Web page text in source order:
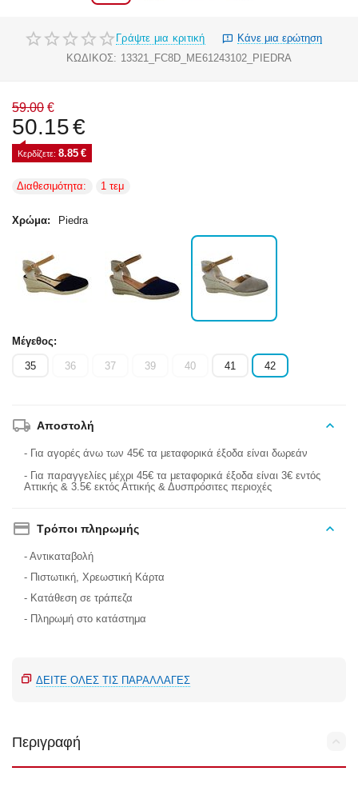
Γράψτε μια κριτική
Κάνε μια ερώτηση
ΚΩΔΙΚΟΣ: 13321_FC8D_ME61243102_PIEDRA
59.00 €
50.15€
Κερδίζετε: 8.85 €
Διαθεσιμότητα: 1 τεμ
Χρώμα: Piedra
Μέγεθος:
35 36 37 39 40 41 42
Αποστολή
- Για αγορές άνω των 45€ τα μεταφορικά έξοδα είναι δωρεάν
- Για παραγγελίες μέχρι 45€ τα μεταφορικά έξοδα είναι 3€ εντός
Αττικής & 3.5€ εκτός Αττικής & Δυσπρόσιτες περιοχές
Τρόποι πληρωμής
- Αντικαταβολή
- Πιστωτική, Χρεωστική Κάρτα
- Κατάθεση σε τράπεζα
- Πληρωμή στο κατάστημα
ΔΕΊΤΕ ΌΛΕΣ ΤΙΣ ΠΑΡΑΛΛΑΓΈΣ
Περιγραφή